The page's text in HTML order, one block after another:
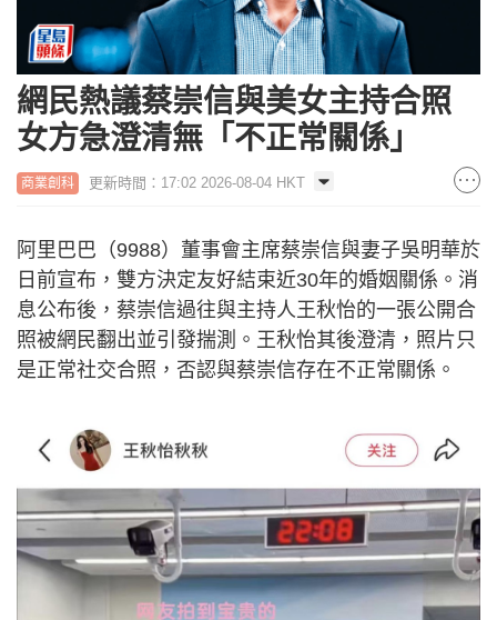
網民熱議蔡崇信與美女主持合照
女方急澄清無「不正常關係」
商業創科 更新時間：17:02 2026-08-04 HKT
阿里巴巴（9988）董事會主席蔡崇信與妻子吳明華於
日前宣布，雙方決定友好結束近30年的婚姻關係。消
息公布後，蔡崇信過往與主持人王秋怡的一張公開合
照被網民翻出並引發揣測。王秋怡其後澄清，照片只
是正常社交合照，否認與蔡崇信存在不正常關係。